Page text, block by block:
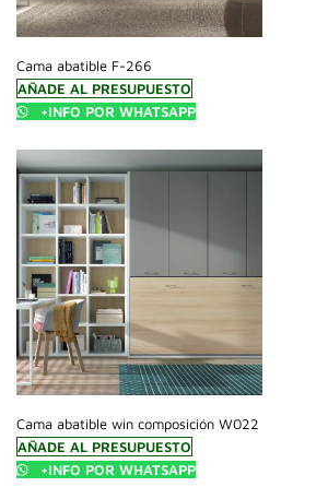
Cama abatible F-266
AÑADE AL PRESUPUESTO
+INFO POR WHATSAPP
Cama abatible win composición W022
AÑADE AL PRESUPUESTO
+INFO POR WHATSAPP